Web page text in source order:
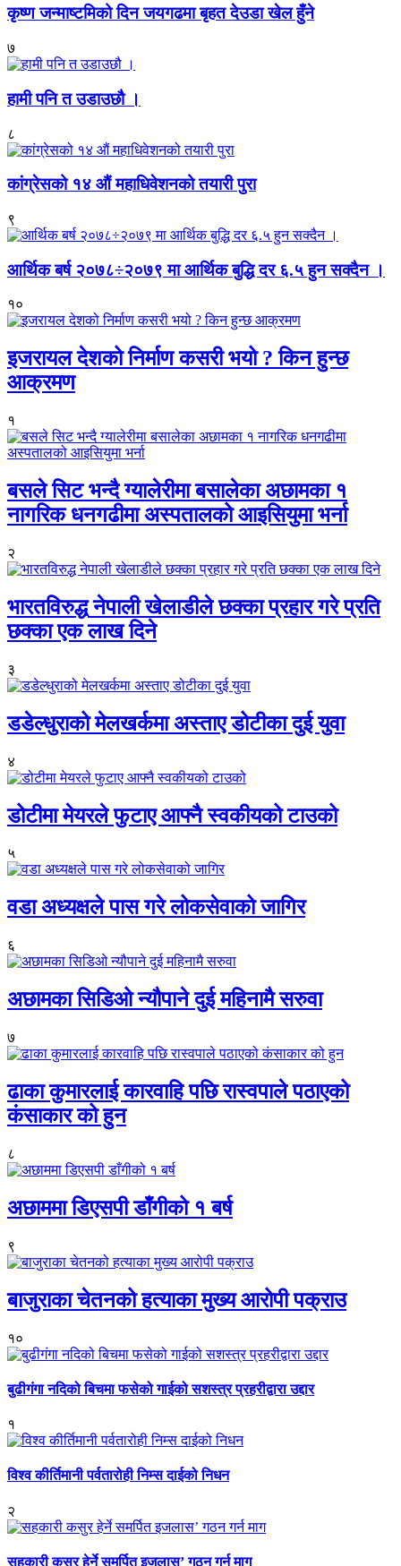
कृष्ण जन्माष्टमिको दिन जयगढमा बृहत देउडा खेल हुँने
७
हामी पनि त उडाउछौ ।
८
कांग्रेसको १४ औं महाधिवेशनको तयारी पुरा
९
आर्थिक बर्ष २०७८÷२०७९ मा आर्थिक बुद्धि दर ६.५ हुन सक्दैन ।
१०
इजरायल देशको निर्माण कसरी भयो ? किन हुन्छ
आक्रमण
१
बसले सिट भन्दै ग्यालेरीमा बसालेका अछामका १
नागरिक धनगढीमा अस्पतालको आइसियुमा भर्ना
२
भारतविरुद्ध नेपाली खेलाडीले छक्का प्रहार गरे प्रति
छक्का एक लाख दिने
३
डडेल्धुराको मेलखर्कमा अस्ताए डोटीका दुई युवा
४
डोटीमा मेयरले फुटाए आफ्नै स्वकीयको टाउको
५
वडा अध्यक्षले पास गरे लोकसेवाको जागिर
६
अछामका सिडिओ न्यौपाने दुई महिनामै सरुवा
७
ढाका कुमारलाई कारवाहि पछि रास्वपाले पठाएको
कंसाकार को हुन
८
अछाममा डिएसपी डाँगीको १ बर्ष
९
बाजुराका चेतनको हत्याका मुख्य आरोपी पक्राउ
१०
बुढीगंगा नदिको बिचमा फसेको गाईको सशस्त्र प्रहरीद्वारा उद्दार
१
विश्व कीर्तिमानी पर्वतारोही निम्स दाईको निधन
२
सहकारी कसुर हेर्ने समर्पित इजलास’ गठन गर्न माग